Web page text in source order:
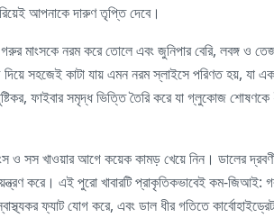
আপনাকে দারুণ তৃপ্তি দেবে।
মাংসকে নরম করে তোলে এবং জুনিপার বেরি, লবঙ্গ ও
সহজেই কাটা যায় এমন নরম স্লাইসে পরিণত হয়, যা
ফাইবার সমৃদ্ধ ভিত্তি তৈরি করে যা গ্লুকোজ শোষণকে
ও সস খাওয়ার আগে কয়েক কামড় খেয়ে নিন। ডালের
করে। এই পুরো খাবারটি প্রাকৃতিকভাবেই কম-জিআই:
ফ্যাট যোগ করে, এবং ডাল ধীর গতিতে কার্বোহাইড্রেট